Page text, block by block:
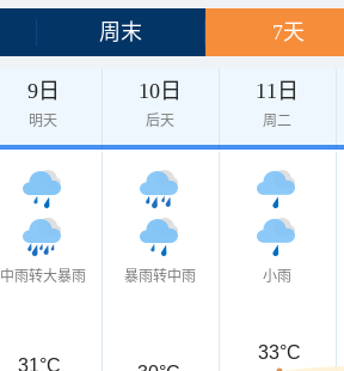
周末 7天
9日
明天
10日
后天
11日
周二
中雨转大暴雨 暴雨转中雨 小雨
31°C
33°C